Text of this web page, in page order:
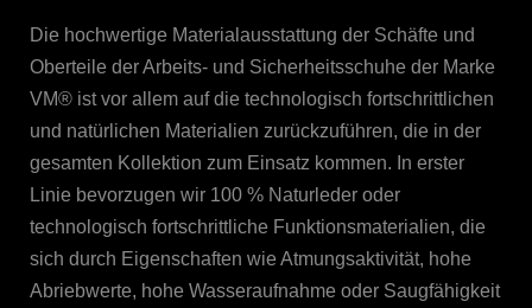
Die hochwertige Materialausstattung der Schäfte und
Oberteile der Arbeits- und Sicherheitsschuhe der Marke
VM® ist vor allem auf die technologisch fortschrittlichen
und natürlichen Materialien zurückzuführen, die in der
gesamten Kollektion zum Einsatz kommen. In erster
Linie bevorzugen wir 100 % Naturleder oder
technologisch fortschrittliche Funktionsmaterialien, die
sich durch Eigenschaften wie Atmungsaktivität, hohe
Abriebwerte, hohe Wasseraufnahme oder Saugfähigkeit